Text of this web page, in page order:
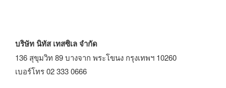
บริษัท นิทัส เทสซิเล จำกัด
136 สุขุมวิท 89 บางจาก พระโขนง กรุงเทพฯ 10260
เบอร์โทร 02 333 0666